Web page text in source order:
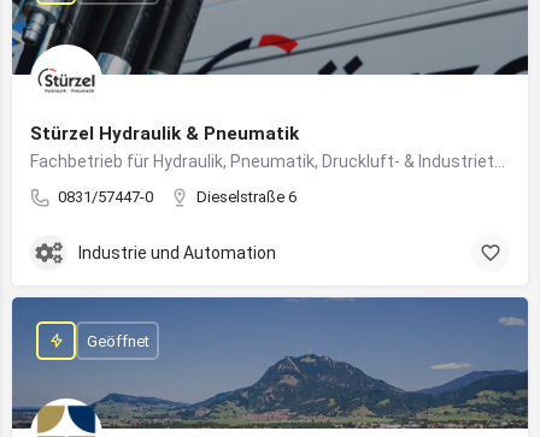
Stürzel Hydraulik & Pneumatik
0831/57447-0 Dieselstraße 6
Industrie und Automation
Geöffnet